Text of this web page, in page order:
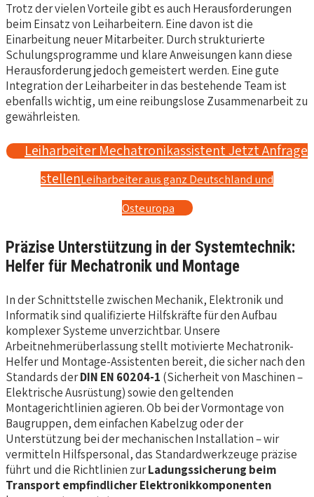
Trotz der vielen Vorteile gibt es auch Herausforderungen
beim Einsatz von Leiharbeitern. Eine davon ist die
Einarbeitung neuer Mitarbeiter. Durch strukturierte
Schulungsprogramme und klare Anweisungen kann diese
Herausforderung jedoch gemeistert werden. Eine gute
Integration der Leiharbeiter in das bestehende Team ist
ebenfalls wichtig, um eine reibungslose Zusammenarbeit zu
gewährleisten.
Leiharbeiter Mechatronikassistent Jetzt Anfrage
stellenLeiharbeiter aus ganz Deutschland und
Osteuropa
Präzise Unterstützung in der Systemtechnik:
Helfer für Mechatronik und Montage
In der Schnittstelle zwischen Mechanik, Elektronik und
Informatik sind qualifizierte Hilfskräfte für den Aufbau
komplexer Systeme unverzichtbar. Unsere
Arbeitnehmerüberlassung stellt motivierte Mechatronik-
Helfer und Montage-Assistenten bereit, die sicher nach den
Standards derDIN EN 60204-1 (Sicherheit von Maschinen –
Elektrische Ausrüstung) sowie den geltenden
Montagerichtlinien agieren. Ob bei der Vormontage von
Baugruppen, dem einfachen Kabelzug oder der
Unterstützung bei der mechanischen Installation – wir
vermitteln Hilfspersonal, das Standardwerkzeuge präzise
führt und die Richtlinien zurLadungssicherung beim
Transport empfindlicher Elektronikkomponenten